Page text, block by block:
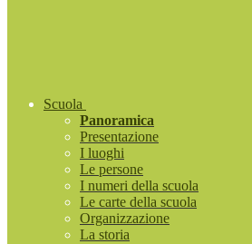
Scuola
Panoramica
Presentazione
I luoghi
Le persone
I numeri della scuola
Le carte della scuola
Organizzazione
La storia